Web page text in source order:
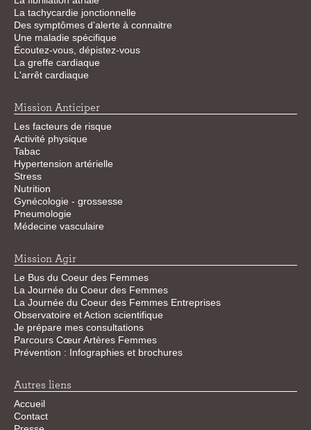
La tachycardie jonctionnelle
Des symptômes d’alerte à connaitre
Une maladie spécifique
Écoutez-vous, dépistez-vous
La greffe cardiaque
L'arrêt cardiaque
Mission Anticiper
Les facteurs de risque
Activité physique
Tabac
Hypertension artérielle
Stress
Nutrition
Gynécologie - grossesse
Pneumologie
Médecine vasculaire
Mission Agir
Le Bus du Coeur des Femmes
La Journée du Coeur des Femmes
La Journée du Coeur des Femmes Entreprises
Observatoire et Action scientifique
Je prépare mes consultations
Parcours Cœur Artères Femmes
Prévention : Infographies et brochures
Autres liens
Accueil
Contact